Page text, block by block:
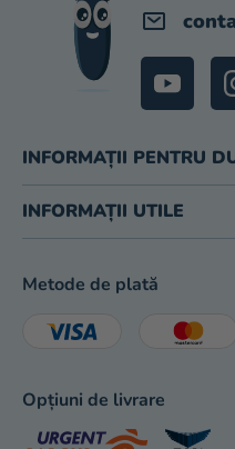
INFORMAȚII PENTRU
INFORMAȚII UTILE
Metode de plată
Opțiuni de livrare